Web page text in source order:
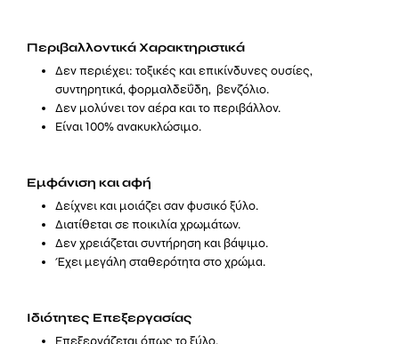
Περιβαλλοντικά Χαρακτηριστικά
Δεν περιέχει: τοξικές και επικίνδυνες ουσίες,
συντηρητικά, φορμαλδεΰδη, βενζόλιο.
Δεν μολύνει τον αέρα και το περιβάλλον.
Είναι 100% ανακυκλώσιμο.
Εμφάνιση και αφή
Δείχνει και μοιάζει σαν φυσικό ξύλο.
Διατίθεται σε ποικιλία χρωμάτων.
Δεν χρειάζεται συντήρηση και βάψιμο.
Έχει μεγάλη σταθερότητα στο χρώμα.
Ιδιότητες Επεξεργασίας
Επεξεργάζεται όπως το ξύλο.